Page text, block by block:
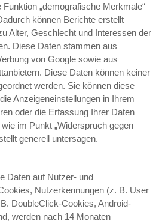
„demografische Merkmale“
können Berichte erstellt
Alter, Geschlecht und Interessen der
Diese Daten stammen aus
von Google sowie aus
Diese Daten können keiner
werden. Sie können diese
Anzeigeneinstellungen in Ihrem
oder die Erfassung Ihrer Daten
im Punkt „Widerspruch gegen
generell untersagen.
Daten auf Nutzer- und
Nutzerkennungen (z. B. User
DoubleClick-Cookies, Android-
werden nach 14 Monaten